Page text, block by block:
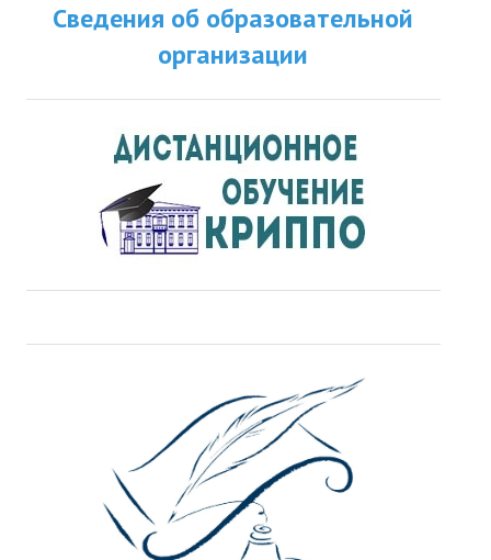
Сведения об образовательной
организации